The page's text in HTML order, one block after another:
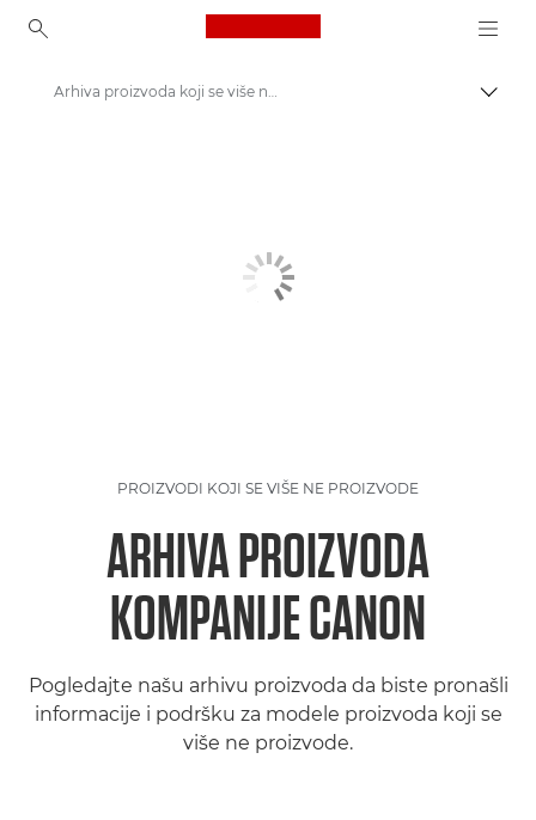
Canon Logo, back to
Arhiva proizvoda koji se više ne proizvode
PROIZVODI KOJI SE VIŠE NE PROIZVODE
ARHIVA PROIZVODA
KOMPANIJE CANON
Pogledajte našu arhivu proizvoda da biste pronašli
informacije i podršku za modele proizvoda koji se
više ne proizvode.